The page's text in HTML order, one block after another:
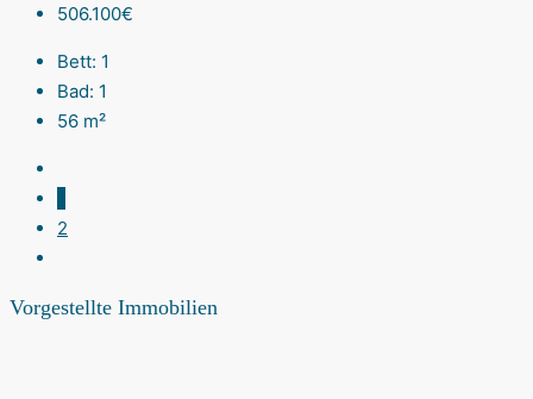
506.100€
Bett: 1
Bad: 1
56 m²
2
Vorgestellte Immobilien